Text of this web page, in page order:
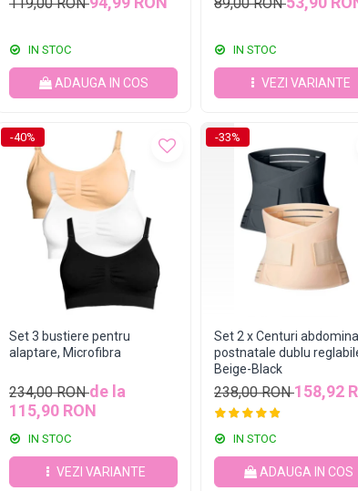
IN STOC
ADAUGA IN COS
IN STOC
VEZI VARIANTE
-40%
Set 3 bustiere pentru
alaptare, Microfibra
234,00 RONde la
115,90 RON
IN STOC
VEZI VARIANTE
-33%
Set 2 x Centuri
postnatale dublu
Beige-Black
238,00 RON158,92
IN STOC
ADAUGA IN COS